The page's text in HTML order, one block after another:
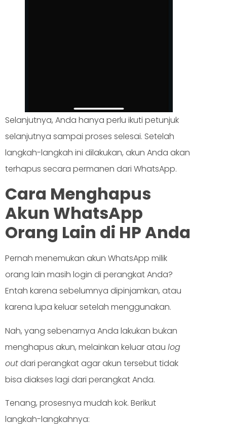
Selanjutnya, Anda hanya perlu ikuti petunjuk
selanjutnya sampai proses selesai. Setelah
langkah-langkah ini dilakukan, akun Anda akan
terhapus secara permanen dari WhatsApp.
Cara Menghapus
Akun WhatsApp
Orang Lain di HP Anda
Pernah menemukan akun WhatsApp milik
orang lain masih login di perangkat Anda?
Entah karena sebelumnya dipinjamkan, atau
karena lupa keluar setelah menggunakan.
Nah, yang sebenarnya Anda lakukan bukan
menghapus akun, melainkan keluar atau log
outdari perangkat agar akun tersebut tidak
bisa diakses lagi dari perangkat Anda.
Tenang, prosesnya mudah kok. Berikut
langkah-langkahnya: